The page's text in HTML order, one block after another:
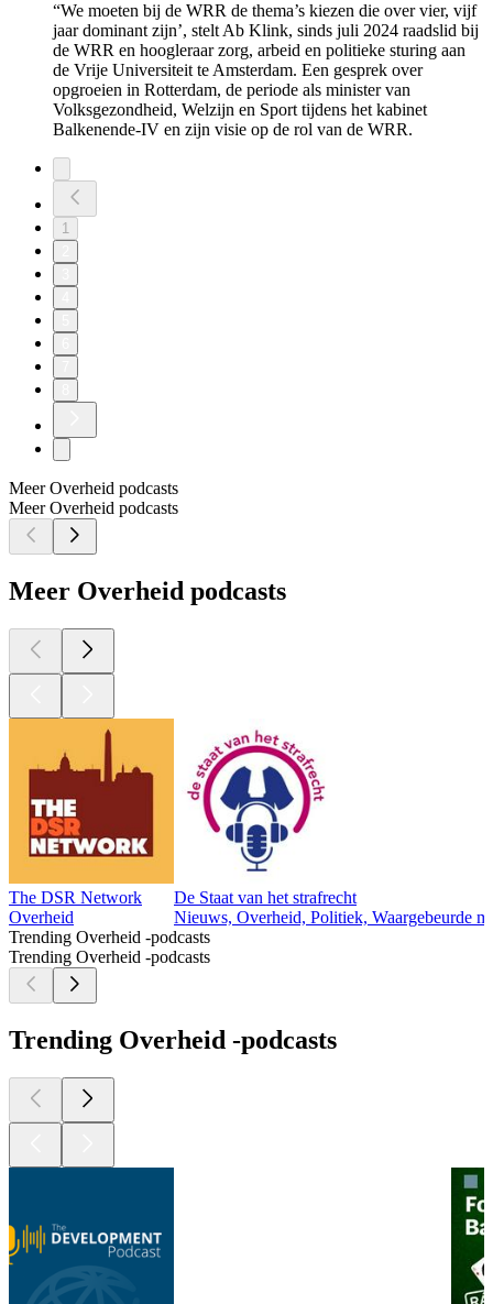
“We moeten bij de WRR de thema’s kiezen die over vier, vijf
jaar dominant zijn’, stelt Ab Klink, sinds juli 2024 raadslid bij
de WRR en hoogleraar zorg, arbeid en politieke sturing aan
de Vrije Universiteit te Amsterdam. Een gesprek over
opgroeien in Rotterdam, de periode als minister van
Volksgezondheid, Welzijn en Sport tijdens het kabinet
Balkenende-IV en zijn visie op de rol van de WRR.
1
Meer Overheid podcasts
Meer Overheid podcasts
Meer Overheid podcasts
The DSR Network
Overheid
De Staat van het strafrecht
Nieuws, Overheid, Politiek, Waargebeurde
Trending Overheid -podcasts
Trending Overheid -podcasts
Trending Overheid -podcasts